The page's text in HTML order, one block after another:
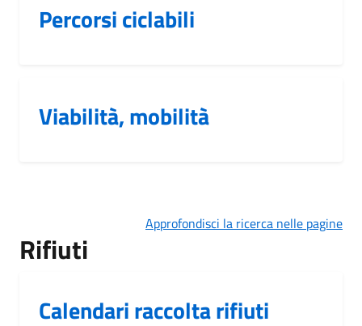
Percorsi ciclabili
Viabilità, mobilità
Approfondisci la ricerca nelle pagine
Rifiuti
Calendari raccolta rifiuti